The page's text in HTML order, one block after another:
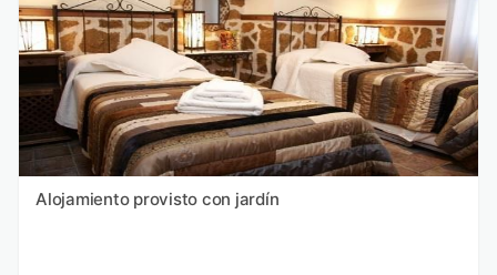
Alojamiento provisto con jardín